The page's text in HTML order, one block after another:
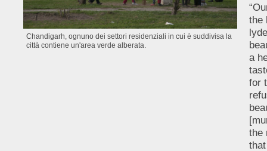
Chandigarh, ognuno dei settori residenziali in cui è suddivisa la
città contiene un'area verde alberata.
the
a
for
the